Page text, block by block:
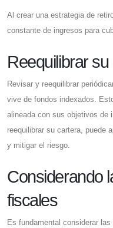
Al crear una estrategia de
constante de ingresos para
Reequilibrar
Revisar y reequilibrar
vive de fondos indexados.
alineada con sus objetivos de
reequilibrar su cartera, puede
y mitigar el riesgo.
Considerando
fiscales
Es fundamental considerar